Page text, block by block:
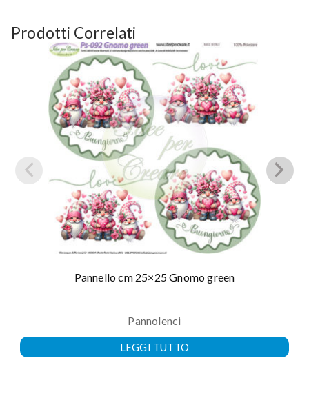
Prodotti Correlati
Pannello cm 25×25 Gnomo green
Pannolenci
LEGGI TUTTO